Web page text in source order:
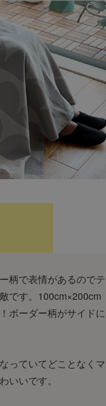
柄で表情があるのでテ
です。100cm×200cm
ボーダー柄がサイドに
っていてどことなくマ
いいです。